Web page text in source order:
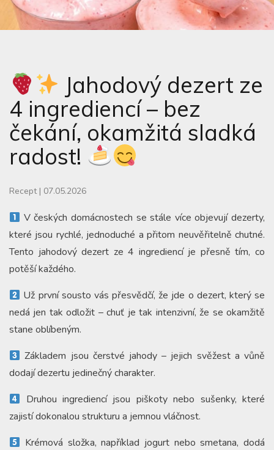
Jahodový dezert ze
4 ingrediencí – bez
čekání, okamžitá sladká
radost!
Recept | 07.05.2026
V českých domácnostech se stále více objevují dezerty,
které jsou rychlé, jednoduché a přitom neuvěřitelně chutné.
Tento jahodový dezert ze 4 ingrediencí je přesně tím, co
potěší každého.
Už první sousto vás přesvědčí, že jde o dezert, který se
nedá jen tak odložit – chuť je tak intenzivní, že se okamžitě
stane oblíbeným.
Základem jsou čerstvé jahody – jejich svěžest a vůně
dodají dezertu jedinečný charakter.
Druhou ingrediencí jsou piškoty nebo sušenky, které
zajistí dokonalou strukturu a jemnou vláčnost.
Krémová složka, například jogurt nebo smetana, dodá